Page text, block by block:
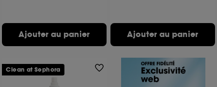
Ajouter au panier Ajouter au panier
Clean at Sephora